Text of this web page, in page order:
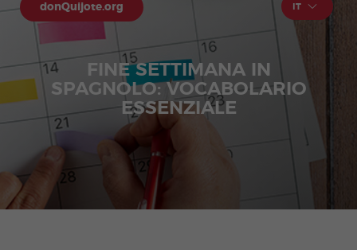
donQuijote.org IT
FINE SETTIMANA IN
SPAGNOLO: VOCABOLARIO
ESSENZIALE